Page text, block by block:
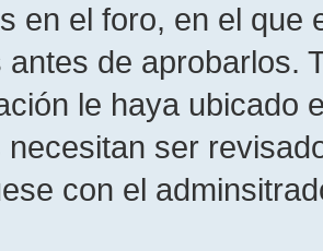
en el foro, en el
antes de aprobarlos.
le haya ubicado
necesitan ser
con el